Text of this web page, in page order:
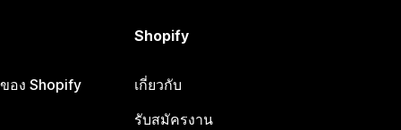
อง Shopify
Shopify
เกี่ยวกับ
รับสมัครงาน